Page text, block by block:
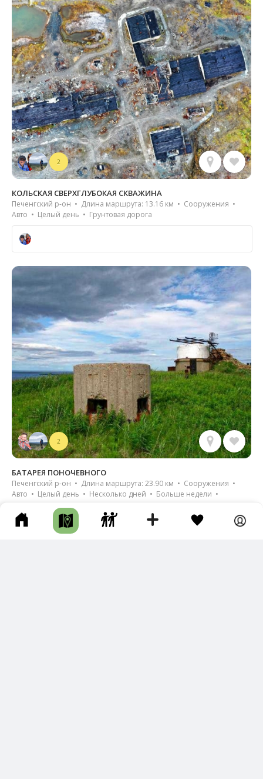
2
КОЛЬСКАЯ СВЕРХГЛУБОКАЯ СКВАЖИНА
Печенгский р-он • Длина маршрута: 13.16 км • Сооружения •
Авто • Целый день • Грунтовая дорога
2
БАТАРЕЯ ПОНОЧЕВНОГО
Печенгский р-он • Длина маршрута: 23.90 км • Сооружения •
Авто • Целый день • Несколько дней • Больше недели •
Фотографии